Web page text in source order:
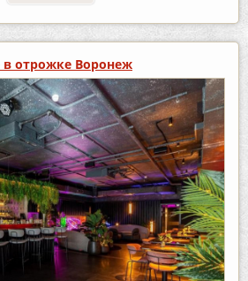
в отрожке Воронеж